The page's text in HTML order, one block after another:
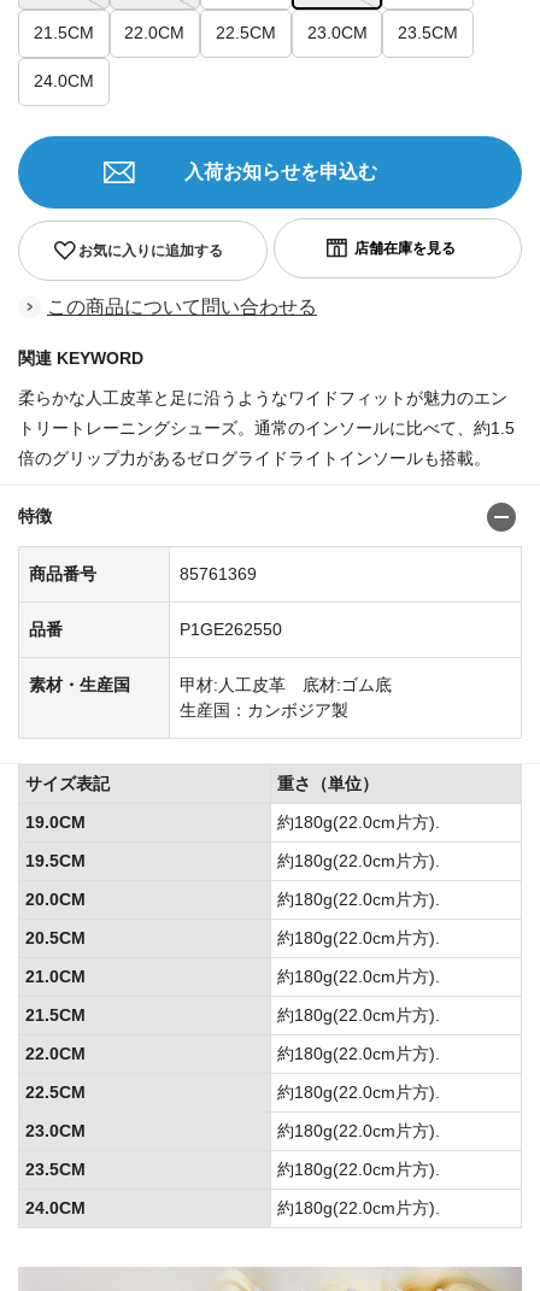
21.5CM 22.0CM 22.5CM 23.0CM 23.5CM
24.0CM
お気に入りに追加する
入荷お知らせを申込む
この商品について問い合わせる
関連 KEYWORD
柔らかな人工皮革と足に沿うようなワイドフィットが魅力のエン
トリートレーニングシューズ。通常のインソールに比べて、約1.5
倍のグリップ力があるゼログライドライトインソールも搭載。
特徴
商品番号 85761369
品番 P1GE262550
素材・生産国
甲材:人工皮革 底材:ゴム底
生産国：カンボジア製
サイズ表記
重さ（単位）
19.0CM
約180g(22.0cm片方).
19.5CM
約180g(22.0cm片方).
20.0CM
約180g(22.0cm片方).
20.5CM
約180g(22.0cm片方).
21.0CM
約180g(22.0cm片方).
21.5CM
約180g(22.0cm片方).
22.0CM
約180g(22.0cm片方).
22.5CM
約180g(22.0cm片方).
23.0CM
約180g(22.0cm片方).
23.5CM
約180g(22.0cm片方).
24.0CM
約180g(22.0cm片方).